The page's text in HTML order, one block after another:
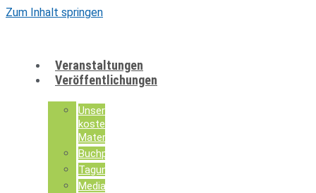
Zum Inhalt springen
Veranstaltungen
Veröffentlichungen
Unsere
kostenlosen
Materialien
Buchpublikationen
Tagungsdokumentationen
Mediathek